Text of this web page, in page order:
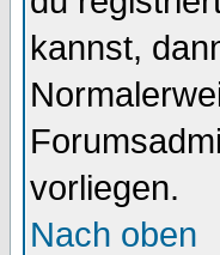
kannst,
vorliegen.
Nach oben